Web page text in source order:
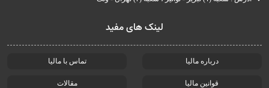
لینک های مفید
درباره مالیا تماس با مالیا
قوانین مالیا مقالات